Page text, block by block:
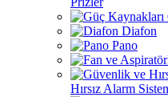
Diafon
Pano
Hırsız Alarm